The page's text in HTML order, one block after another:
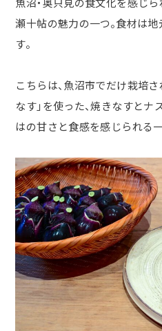
瀬十帖の魅力の一つ。食材は
す。
こちらは、魚沼市でだけ栽培
なす」を使った、焼きなすとナ
はの甘さと食感を感じられる一